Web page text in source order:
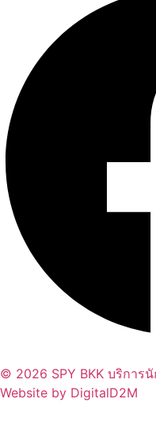
© 2026 SPY BKK บริการ
Website by DigitalD2M